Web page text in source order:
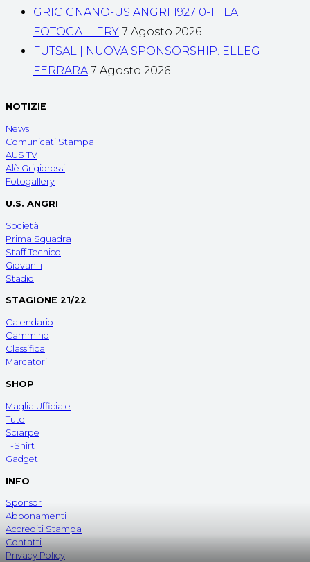
GRICIGNANO-US ANGRI 1927 0-1 | LA
FOTOGALLERY 7 Agosto 2026
FUTSAL | NUOVA SPONSORSHIP: ELLEGI
FERRARA 7 Agosto 2026
NOTIZIE
News
Comunicati Stampa
AUS TV
Alè Grigiorossi
Fotogallery
U.S. ANGRI
Società
Prima Squadra
Staff Tecnico
Giovanili
Stadio
STAGIONE 21/22
Calendario
Cammino
Classifica
Marcatori
SHOP
Maglia Ufficiale
Tute
Sciarpe
T-Shirt
Gadget
INFO
Sponsor
Abbonamenti
Accrediti Stampa
Contatti
Privacy Policy